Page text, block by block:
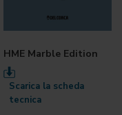
HME Marble Edition
Scarica la scheda
tecnica